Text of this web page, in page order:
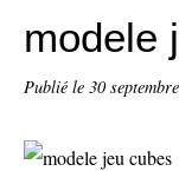
modele
Publié le 30